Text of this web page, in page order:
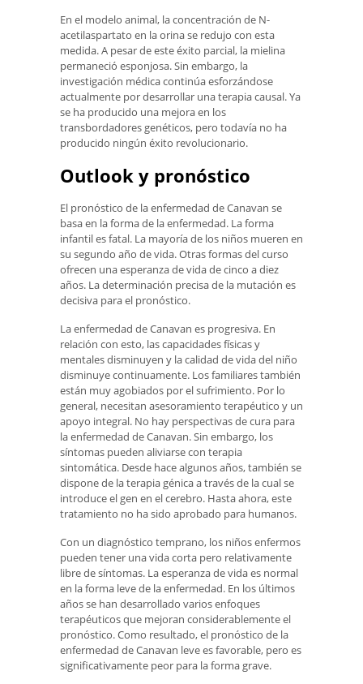
En el modelo animal, la concentración de N-
acetilaspartato en la orina se redujo con esta
medida. A pesar de este éxito parcial, la mielina
permaneció esponjosa. Sin embargo, la
investigación médica continúa esforzándose
actualmente por desarrollar una terapia causal. Ya
se ha producido una mejora en los
transbordadores genéticos, pero todavía no ha
producido ningún éxito revolucionario.
Outlook y pronóstico
El pronóstico de la enfermedad de Canavan se
basa en la forma de la enfermedad. La forma
infantil es fatal. La mayoría de los niños mueren en
su segundo año de vida. Otras formas del curso
ofrecen una esperanza de vida de cinco a diez
años. La determinación precisa de la mutación es
decisiva para el pronóstico.
La enfermedad de Canavan es progresiva. En
relación con esto, las capacidades físicas y
mentales disminuyen y la calidad de vida del niño
disminuye continuamente. Los familiares también
están muy agobiados por el sufrimiento. Por lo
general, necesitan asesoramiento terapéutico y un
apoyo integral. No hay perspectivas de cura para
la enfermedad de Canavan. Sin embargo, los
síntomas pueden aliviarse con terapia
sintomática. Desde hace algunos años, también se
dispone de la terapia génica a través de la cual se
introduce el gen en el cerebro. Hasta ahora, este
tratamiento no ha sido aprobado para humanos.
Con un diagnóstico temprano, los niños enfermos
pueden tener una vida corta pero relativamente
libre de síntomas. La esperanza de vida es normal
en la forma leve de la enfermedad. En los últimos
años se han desarrollado varios enfoques
terapéuticos que mejoran considerablemente el
pronóstico. Como resultado, el pronóstico de la
enfermedad de Canavan leve es favorable, pero es
significativamente peor para la forma grave.